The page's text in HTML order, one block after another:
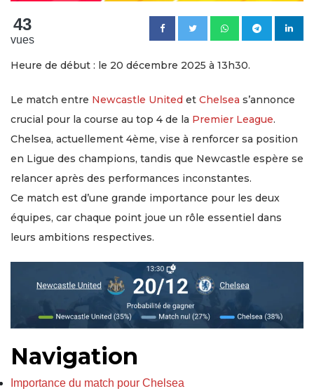
43
vues
Heure de début : le 20 décembre 2025 à 13h30.
Le match entre Newcastle United et Chelsea s’annonce
crucial pour la course au top 4 de la Premier League.
Chelsea, actuellement 4ème, vise à renforcer sa position
en Ligue des champions, tandis que Newcastle espère se
relancer après des performances inconstantes.
Ce match est d’une grande importance pour les deux
équipes, car chaque point joue un rôle essentiel dans
leurs ambitions respectives.
Navigation
Importance du match pour Chelsea